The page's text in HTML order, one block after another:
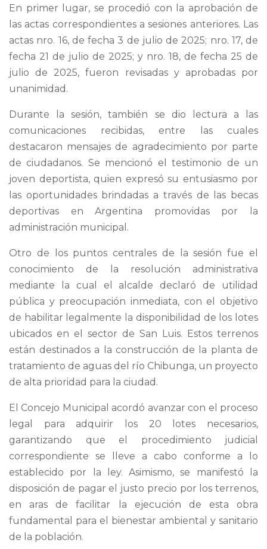
En primer lugar, se procedió con la aprobación de
las actas correspondientes a sesiones anteriores. Las
actas nro. 16, de fecha 3 de julio de 2025; nro. 17, de
fecha 21 de julio de 2025; y nro. 18, de fecha 25 de
julio de 2025, fueron revisadas y aprobadas por
unanimidad.
Durante la sesión, también se dio lectura a las
comunicaciones recibidas, entre las cuales
destacaron mensajes de agradecimiento por parte
de ciudadanos. Se mencionó el testimonio de un
joven deportista, quien expresó su entusiasmo por
las oportunidades brindadas a través de las becas
deportivas en Argentina promovidas por la
administración municipal.
Otro de los puntos centrales de la sesión fue el
conocimiento de la resolución administrativa
mediante la cual el alcalde declaró de utilidad
pública y preocupación inmediata, con el objetivo
de habilitar legalmente la disponibilidad de los lotes
ubicados en el sector de San Luis. Estos terrenos
están destinados a la construcción de la planta de
tratamiento de aguas del río Chibunga, un proyecto
de alta prioridad para la ciudad.
El Concejo Municipal acordó avanzar con el proceso
legal para adquirir los 20 lotes necesarios,
garantizando que el procedimiento judicial
correspondiente se lleve a cabo conforme a lo
establecido por la ley. Asimismo, se manifestó la
disposición de pagar el justo precio por los terrenos,
en aras de facilitar la ejecución de esta obra
fundamental para el bienestar ambiental y sanitario
de la población.